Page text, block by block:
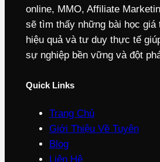
online, MMO, Affiliate
sẽ tìm thấy những bài học
hiệu quả và tư duy thực tế
sự nghiệp bền vững và đột
Quick Links
Trang Chủ
Giới Thiệu Về Tuyên
Blog
Liên Hệ